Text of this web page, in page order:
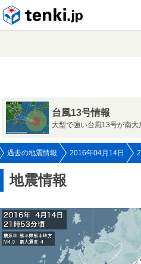
台風13号情報
大型で強い台風13号が南
過去の地震情報 2016年04月14日
地震情報